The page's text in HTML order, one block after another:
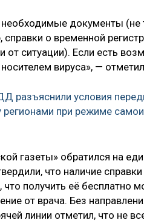
документы (не
о временной
от ситуации). Если есть
вируса», —
разъяснили условия
при режиме
газеты» обратился на
что наличие
получить её бесплатно
от врача. Без
линии отметил, что не